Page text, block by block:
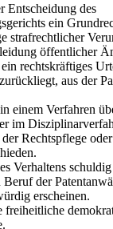
Entscheidung des
ein
strafrechtlicher
öffentlicher
rechtskräftiges
aus der
einem Verfahren
im
Rechtspflege
Verhaltens
Beruf der
erscheinen.
freiheitliche